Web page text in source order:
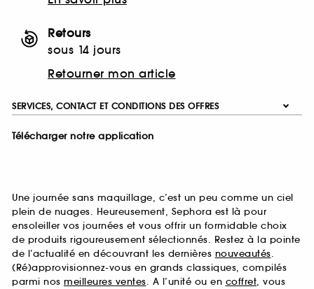
Retours
sous 14 jours
Retourner mon article
SERVICES, CONTACT ET CONDITIONS DES OFFRES
Télécharger notre application
Une journée sans maquillage, c’est un peu comme un ciel
plein de nuages. Heureusement, Sephora est là pour
ensoleiller vos journées et vous offrir un formidable choix
de produits rigoureusement sélectionnés. Restez à la pointe
de l’actualité en découvrant les dernières nouveautés.
(Ré)approvisionnez-vous en grands classiques, compilés
parmi nos meilleures ventes. A l’unité ou en coffret, vous